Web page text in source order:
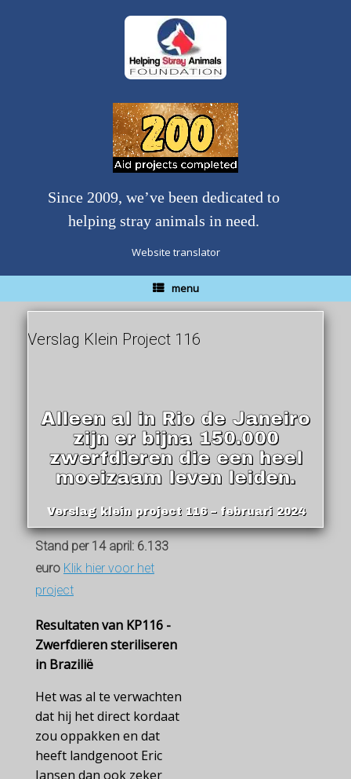
Since 2009, we’ve been dedicated to
helping stray animals in need.
Website translator
menu
Verslag Klein Project 116
Alleen al in Rio de Janeiro
zijn er bijna 150.000
zwerfdieren die een heel
moeizaam leven leiden.
Verslag klein project 116 – februari 2024
Stand per 14 april: 6.133
euroKlik hier voor het
project
Resultaten van KP116 -
Zwerfdieren steriliseren
in Brazilië
Het was al te verwachten
dat hij het direct kordaat
zou oppakken en dat
heeft landgenoot Eric
Jansen dan ook zeker